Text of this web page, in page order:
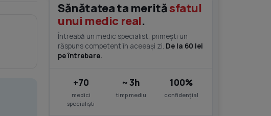
Sănătatea ta merităsfatul
unui medic real.
Întreabă un medic specialist, primești un
răspuns competent în aceeași zi. De la 60 lei
pe întrebare.
+70
medici
specialiști
~ 3h
timp mediu
100%
confidențial